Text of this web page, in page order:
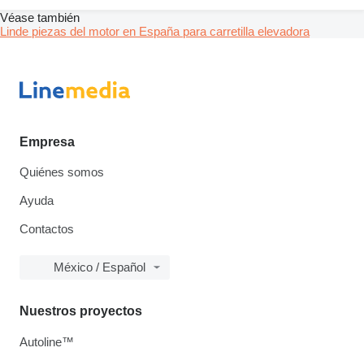
Véase también
Linde piezas del motor en España para carretilla elevadora
Empresa
Quiénes somos
Ayuda
Contactos
México / Español
Nuestros proyectos
Autoline™